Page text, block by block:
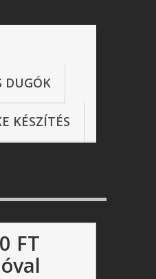
DUGÓK
KÉSZÍTÉS
FT